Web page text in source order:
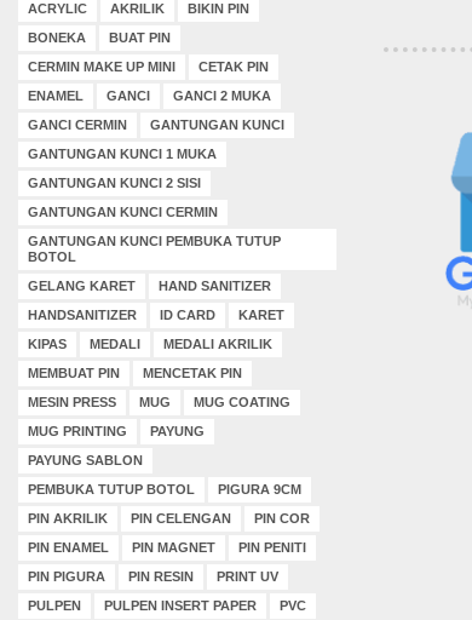
ACRYLIC AKRILIK
BIKIN PIN
BONEKA
BUAT PIN
CERMIN MAKE UP MINI
CETAK PIN
ENAMEL
GANCI
GANCI 2 MUKA
GANCI CERMIN
GANTUNGAN KUNCI
GANTUNGAN KUNCI 1 MUKA
GANTUNGAN KUNCI 2 SISI
GANTUNGAN KUNCI CERMIN
GANTUNGAN KUNCI PEMBUKA TUTUP
BOTOL
GELANG KARET
HAND SANITIZER
HANDSANITIZER
ID CARD
KARET
KIPAS
MEDALI
MEDALI AKRILIK
MEMBUAT PIN
MENCETAK PIN
MESIN PRESS
MUG
MUG COATING
MUG PRINTING
PAYUNG
PAYUNG SABLON
PEMBUKA TUTUP BOTOL
PIGURA 9CM
PIN AKRILIK
PIN CELENGAN
PIN COR
PIN ENAMEL
PIN MAGNET
PIN PENITI
PIN PIGURA
PIN RESIN
PRINT UV
PULPEN
PULPEN INSERT PAPER PVC